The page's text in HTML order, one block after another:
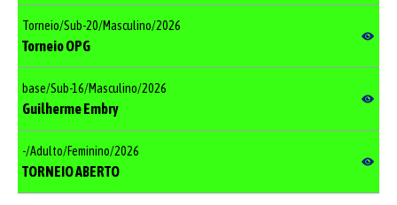
Torneio/Sub-20/Masculino/2026
Torneio OPG
base/Sub-16/Masculino/2026
Guilherme Embry
-/Adulto/Feminino/2026
TORNEIO ABERTO